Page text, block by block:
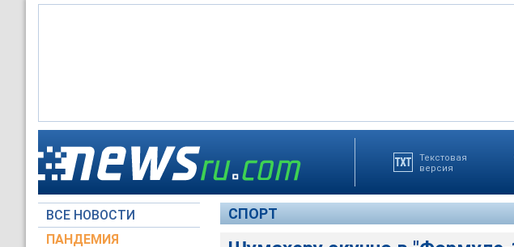
Текстовая
версия
ВСЕ НОВОСТИ
ПАНДЕМИЯ
СПОРТ
Шумахеру скучно в "Формуле-1"
Архив NTVRU.com
Шумахеру скучно в "Формуле-1"
formula1.koti.com.pl
Шумахеру скучно в "Формуле-1"
Архив NTVRU.com